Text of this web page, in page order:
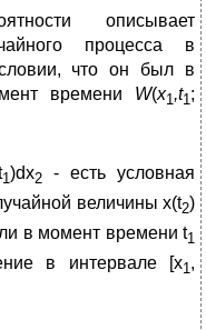
описывает
процесса в
что он был в
времени W(x1,t1;
1)dx2 - есть условная
величины х(t2)
в момент времени t1
в интервале [х1,